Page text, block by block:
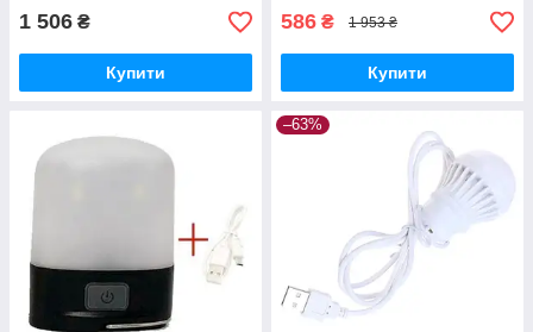
1 506 ₴
Купити
586 ₴ 1 953 ₴
Купити
–63%